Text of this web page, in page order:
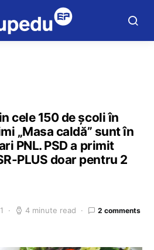
cele 150 de școli în
„Masa caldă” sunt în
PNL. PSD a primit
PLUS doar pentru 2
4 minute read 2 comments